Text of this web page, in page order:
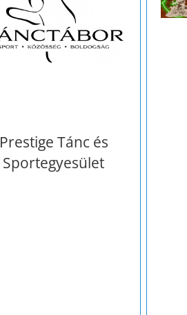
Prestige Tánc és
Sportegyesület